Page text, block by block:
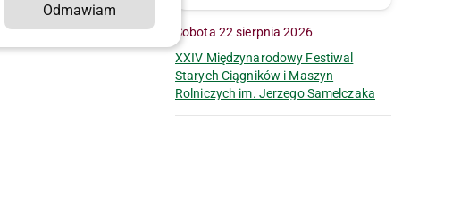
Sobota 22 sierpnia 2026
XXIV Międzynarodowy Festiwal
Starych Ciągników i Maszyn
Rolniczych im. Jerzego Samelczaka
Odmawiam